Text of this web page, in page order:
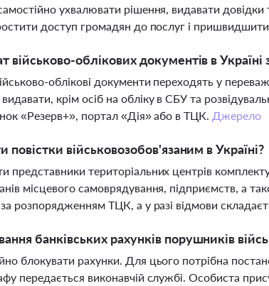
ухвалювати рішення, видавати
доступ громадян до послуг і пришвидшити
військово-облікових документів в Україні
облікові документи переходять у
крім осіб на обліку в СБУ та
«Резерв+», портал «Дія» або в ТЦК. Джерело
повістки військовозобов'язаним в Україні?
представники територіальних центрів
місцевого самоврядування, підприємств, а
розпорядженням ТЦК, а у разі відмови
банківських рахунків порушників
блокувати рахунки. Для цього потрібна
передається виконавчій службі. Особиста